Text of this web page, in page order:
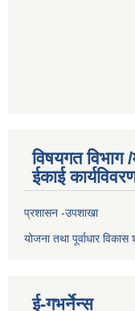
विषयगत विभाग
ईकाई
प्रशासन -उपशाखा
योजना तथा पूर्वाधार विकास
ई-गभर्नेन्स